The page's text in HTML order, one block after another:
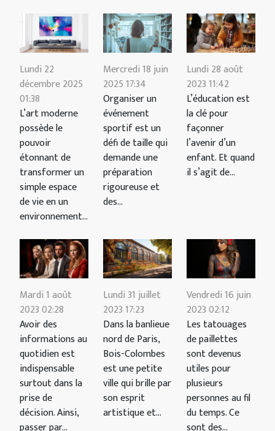
Lundi 22
décembre 2025
01:38
L’art moderne
possède le
pouvoir
étonnant de
transformer un
simple espace
de vie en un
environnement...
Mercredi 18 juin
2025 17:34
Organiser un
événement
sportif est un
défi de taille qui
demande une
préparation
rigoureuse et
des...
Lundi 28 août
2023 11:42
L’éducation est
la clé pour
façonner
l’avenir d’un
enfant. Et quand
il s’agit de...
Mardi 1 août
2023 02:28
Avoir des
informations au
quotidien est
indispensable
surtout dans la
prise de
décision. Ainsi,
passer par...
Lundi 31 juillet
2023 17:23
Dans la banlieue
nord de Paris,
Bois-Colombes
est une petite
ville qui brille par
son esprit
artistique et...
Vendredi 16 juin
2023 02:12
Les tatouages
de paillettes
sont devenus
utiles pour
plusieurs
personnes au fil
du temps. Ce
sont des...